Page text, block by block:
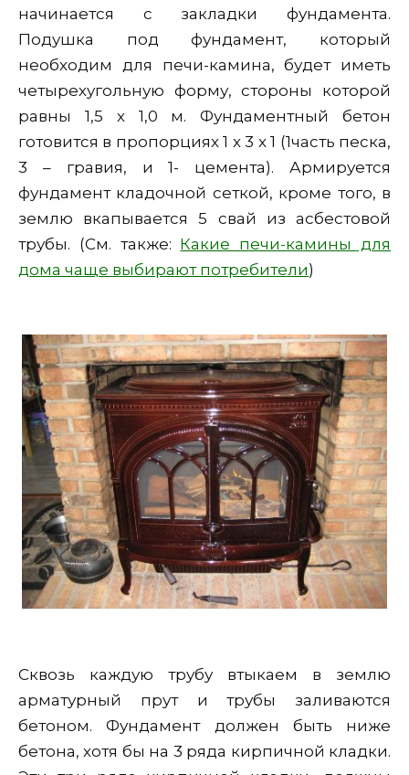
начинается с закладки фундамента.
Подушка под фундамент, который
необходим для печи-камина, будет иметь
четырехугольную форму, стороны которой
равны 1,5 х 1,0 м. Фундаментный бетон
готовится в пропорциях 1 х 3 х 1 (1часть песка,
3 – гравия, и 1- цемента). Армируется
фундамент кладочной сеткой, кроме того, в
землю вкапывается 5 свай из асбестовой
трубы. (См. также: Какие печи-камины для
дома чаще выбирают потребители)
Сквозь каждую трубу втыкаем в землю
арматурный прут и трубы заливаются
бетоном. Фундамент должен быть ниже
бетона, хотя бы на 3 ряда кирпичной кладки.